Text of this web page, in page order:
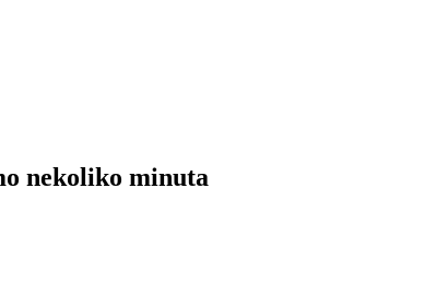
nekoliko minuta